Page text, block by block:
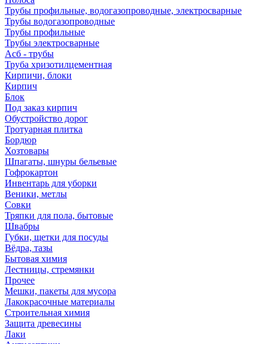
Трубы профильные, водогазопроводные, электросварные
Трубы водогазопроводные
Трубы профильные
Трубы электросварные
Асб - трубы
Труба хризотилцементная
Кирпичи, блоки
Кирпич
Блок
Под заказ кирпич
Обустройство дорог
Тротуарная плитка
Бордюр
Хозтовары
Шпагаты, шнуры бельевые
Гофрокартон
Инвентарь для уборки
Веники, метлы
Совки
Тряпки для пола, бытовые
Швабры
Губки, щетки для посуды
Вёдра, тазы
Бытовая химия
Лестницы, стремянки
Прочее
Мешки, пакеты для мусора
Лакокрасочные материалы
Строительная химия
Защита древесины
Лаки